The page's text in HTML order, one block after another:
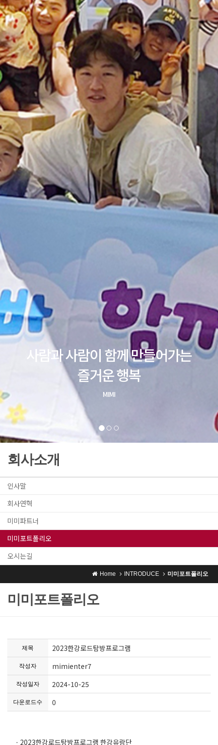
회사소개
인사말
회사연혁
미미파트너
미미포트폴리오
오시는길
Home INTRODUCE 미미포트폴리오
미미포트폴리오
제목 2023한강로드탐방프로그램
작성자 mimienter7
작성일자 2024-10-25
다운로드수 0
ㆍ2023한강로드탐방프로그램 한강유람단